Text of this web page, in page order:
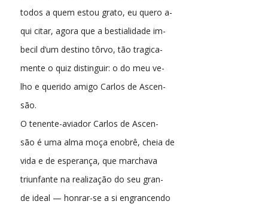
todos a quem estou grato, eu quero a-
qui citar, agora que a bestialidade im-
becil d’um destino tôrvo, tão tragica-
mente o quiz distinguir: o do meu ve-
lho e querido amigo Carlos de Ascen-
são.
O tenente-aviador Carlos de Ascen-
são é uma alma moça enobrê, cheia de
vida e de esperança, que marchava
triunfante na realização do seu gran-
de ideal — honrar-se a si engrancendo